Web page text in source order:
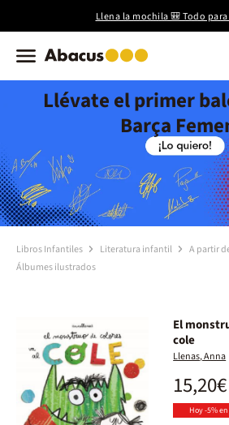
Llena la mochila 🎒 Todo
Llévate el primer
Barça
Libros Infantiles Literatura infantil
A partir
Álbumes ilustrados
El
cole
Llenas, Anna
15,20€
Hoy -5%